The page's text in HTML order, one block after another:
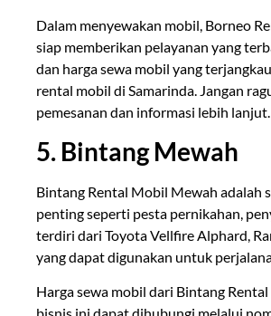
Dalam menyewakan mobil, Borneo
siap memberikan pelayanan yang
dan harga sewa mobil yang
rental mobil di Samarinda. Jangan
pemesanan dan informasi lebih lanjut.
5. Bintang Mewah
Bintang Rental Mobil Mewah adalah
penting seperti pesta pernikahan,
terdiri dari Toyota Vellfire Alphard,
yang dapat digunakan untuk
Harga sewa mobil dari Bintang